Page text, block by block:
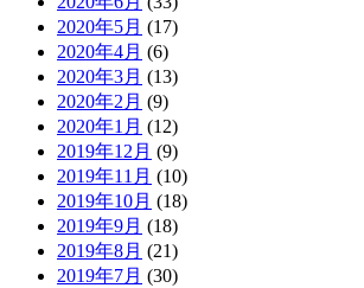
2020年5月 (17)
2020年4月 (6)
2020年3月 (13)
2020年2月 (9)
2020年1月 (12)
2019年12月 (9)
2019年11月 (10)
2019年10月 (18)
2019年9月 (18)
2019年8月 (21)
2019年7月 (30)